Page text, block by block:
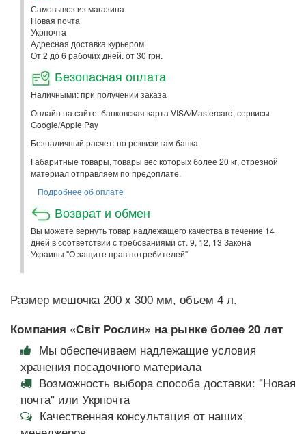
Самовывоз из магазина
Новая почта
Укрпочта
Адресная доставка курьером
От 2 до 6 рабочих дней. от 30 грн.
Безопасная оплата
Наличными: при получении заказа
Онлайн на сайте: банковская карта VISA/Mastercard, сервисы
Google/Apple Pay
Безналичный расчет: по реквизитам банка
Габаритные товары, товары вес которых более 20 кг, отрезной
материал отправляем по предоплате.
Подробнее об оплате
Возврат и обмен
Вы можете вернуть товар надлежащего качества в течение 14
дней в соответствии с требованиями ст. 9, 12, 13 Закона
Украины "О защите прав потребителей"
Размер мешочка 200 x 300 мм, объем 4 л.
Компания «Світ Рослин» на рынке более 20 лет
Мы обеспечиваем надлежащие условия
хранения посадочного материала
Возможность выбора способа доставки: "Новая
почта" или Укрпочта
Качественная консультация от наших